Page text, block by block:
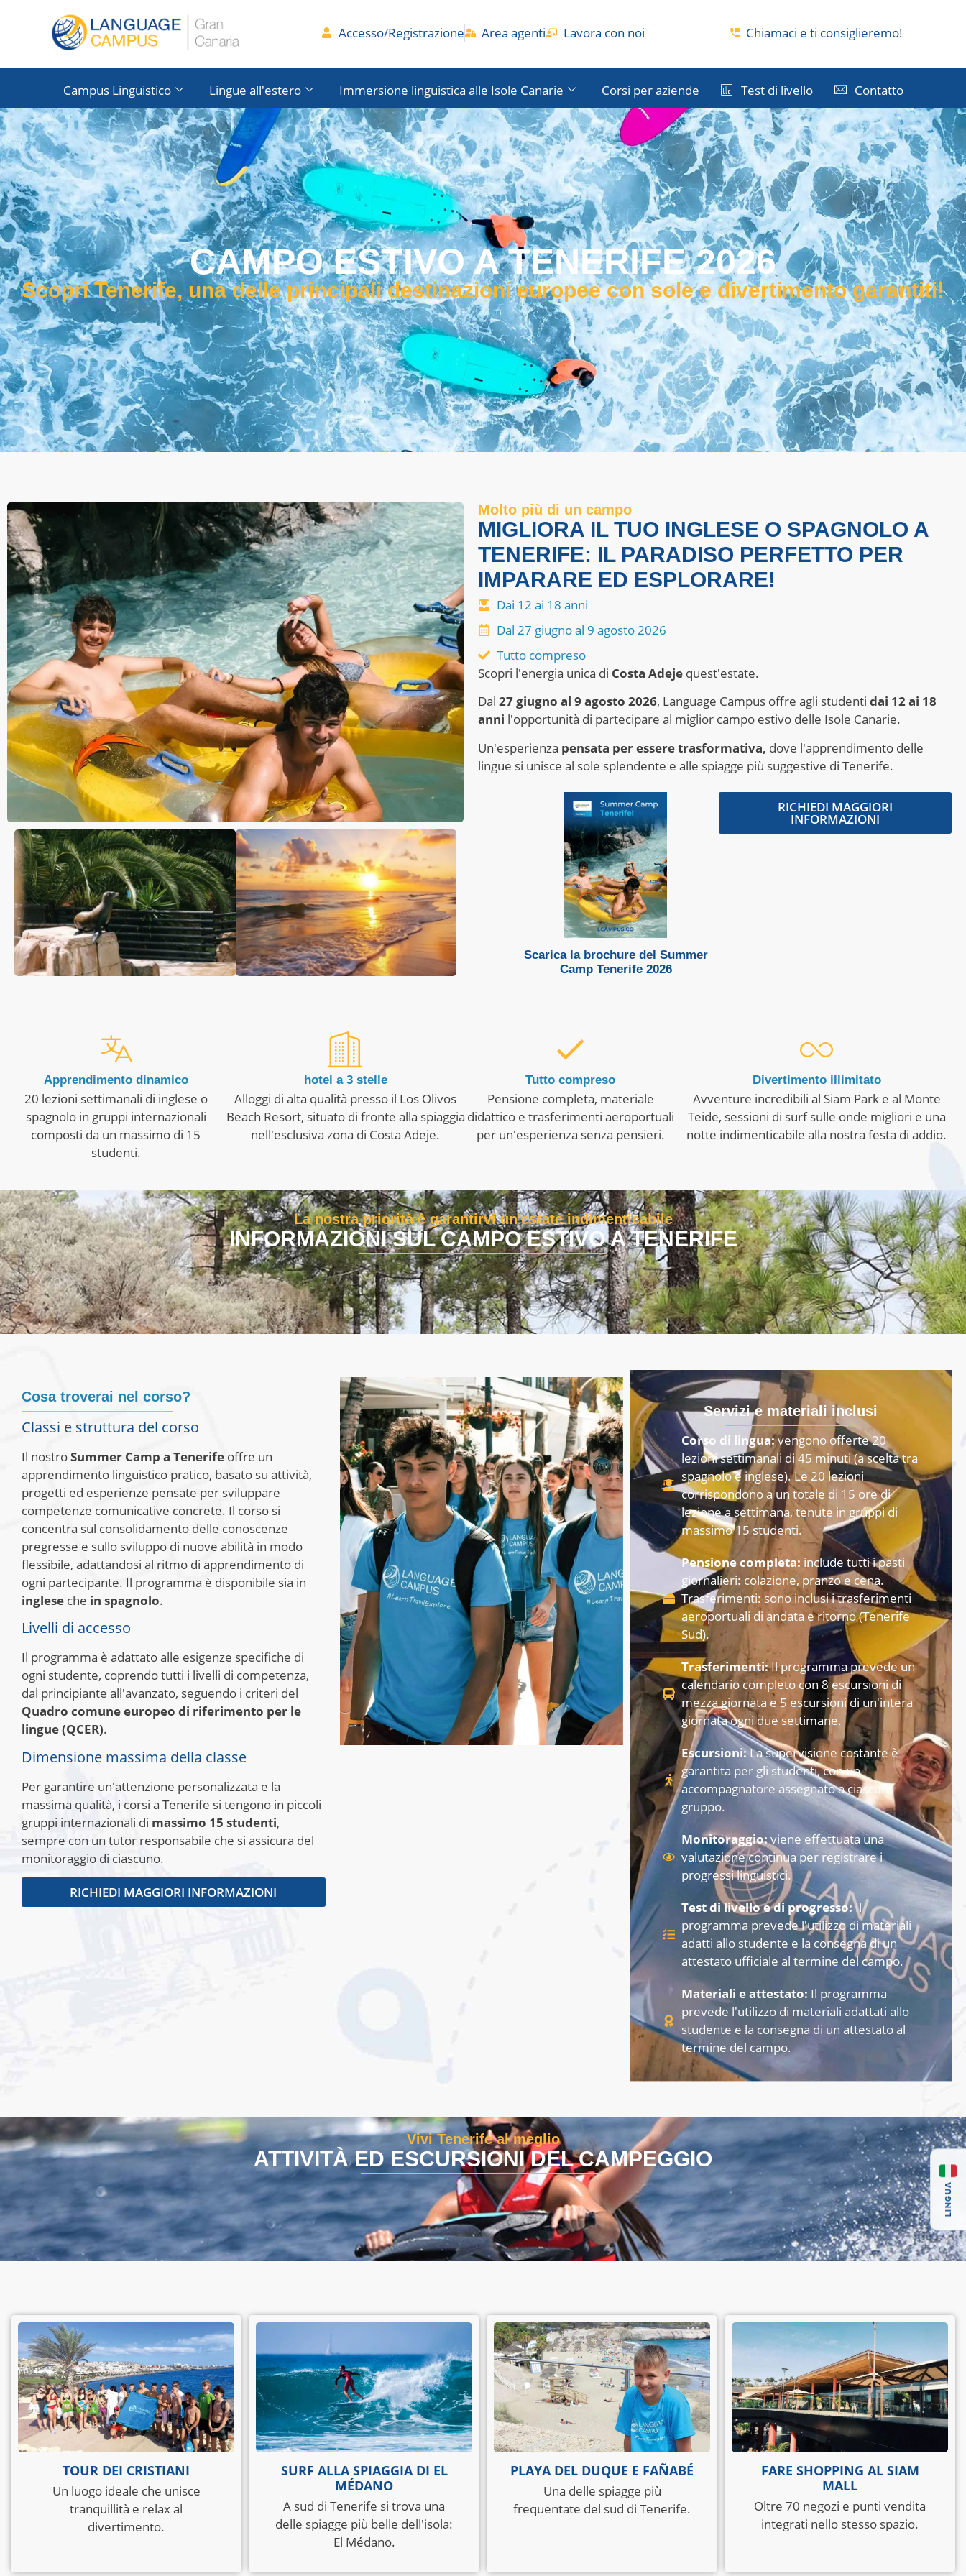
Accesso/Registrazione Area agenti Lavora con noi Chiamaci e ti consiglieremo!
Campus Linguistico Lingue all'estero Immersione linguistica alle Isole Canarie Corsi per aziende Test di livello Contatto
CAMPO ESTIVO A TENERIFE 2026
Scopri Tenerife, una delle principali destinazioni europee con sole e divertimento garantiti!
Molto più di un campo
MIGLIORA IL TUO INGLESE O SPAGNOLO A
TENERIFE: IL PARADISO PERFETTO PER
IMPARARE ED ESPLORARE!
Dai 12 ai 18 anni
Dal 27 giugno al 9 agosto 2026
Tutto compreso
Scopri l'energia unica di Costa Adeje quest'estate.
Dal27 giugno al 9 agosto 2026, Language Campus offre agli studentidai 12 ai 18
anni l'opportunità di partecipare al miglior campo estivo delle Isole Canarie.
Un'esperienza pensata per essere trasformativa, dove l'apprendimento delle
lingue si unisce al sole splendente e alle spiagge più suggestive di Tenerife.
RICHIEDI MAGGIORI
INFORMAZIONI
Scarica la brochure del Summer
Camp Tenerife 2026
Apprendimento dinamico
20 lezioni settimanali di inglese o
spagnolo in gruppi internazionali
composti da un massimo di 15
studenti.
hotel a 3 stelle
Alloggi di alta qualità presso il Los Olivos
Beach Resort, situato di fronte alla spiaggia
nell'esclusiva zona di Costa Adeje.
Tutto compreso
Pensione completa, materiale
didattico e trasferimenti aeroportuali
per un'esperienza senza pensieri.
Divertimento illimitato
Avventure incredibili al Siam Park e al Monte
Teide, sessioni di surf sulle onde migliori e una
notte indimenticabile alla nostra festa di addio.
La nostra priorità è garantirvi un'estate indimenticabile
INFORMAZIONI SUL CAMPO ESTIVO A TENERIFE
Cosa troverai nel corso?
Classi e struttura del corso
Il nostroSummer Camp a Tenerife offre un
apprendimento linguistico pratico, basato su attività,
progetti ed esperienze pensate per sviluppare
competenze comunicative concrete. Il corso si
concentra sul consolidamento delle conoscenze
pregresse e sullo sviluppo di nuove abilità in modo
flessibile, adattandosi al ritmo di apprendimento di
ogni partecipante. Il programma è disponibile sia in
inglese che in spagnolo.
Livelli di accesso
Il programma è adattato alle esigenze specifiche di
ogni studente, coprendo tutti i livelli di competenza,
dal principiante all'avanzato, seguendo i criteri del
Quadro comune europeo di riferimento per le
lingue (QCER).
Dimensione massima della classe
Per garantire un'attenzione personalizzata e la
massima qualità, i corsi a Tenerife si tengono in piccoli
gruppi internazionali di massimo 15 studenti,
sempre con un tutor responsabile che si assicura del
monitoraggio di ciascuno.
RICHIEDI MAGGIORI INFORMAZIONI
Servizi e materiali inclusi
Corso di lingua:vengono offerte 20
lezioni settimanali di 45 minuti (a scelta tra
spagnolo e inglese). Le 20 lezioni
corrispondono a un totale di 15 ore di
lezione a settimana, tenute in gruppi di
massimo 15 studenti.
Pensione completa: include tutti i pasti
giornalieri: colazione, pranzo e cena.
Trasferimenti: sono inclusi i trasferimenti
aeroportuali di andata e ritorno (Tenerife
Sud).
Trasferimenti:Il programma prevede un
calendario completo con 8 escursioni di
mezza giornata e 5 escursioni di un'intera
giornata ogni due settimane.
Escursioni:La supervisione costante è
garantita per gli studenti, con un
accompagnatore assegnato a ciascun
gruppo.
Monitoraggio:viene effettuata una
valutazione continua per registrare i
progressi linguistici.
Test di livello e di progresso:Il
programma prevede l'utilizzo di materiali
adatti allo studente e la consegna di un
attestato ufficiale al termine del campo.
Materiali e attestato: Il programma
prevede l'utilizzo di materiali adattati allo
studente e la consegna di un attestato al
termine del campo.
Vivi Tenerife al meglio
ATTIVITÀ ED ESCURSIONI DEL CAMPEGGIO
TOUR DEI CRISTIANI
Un luogo ideale che unisce
tranquillità e relax al
divertimento.
SURF ALLA SPIAGGIA DI EL
MÉDANO
A sud di Tenerife si trova una
delle spiagge più belle dell'isola:
El Médano.
PLAYA DEL DUQUE E FAÑABÉ
Una delle spiagge più
frequentate del sud di Tenerife.
FARE SHOPPING AL SIAM
MALL
Oltre 70 negozi e punti vendita
integrati nello stesso spazio.
LINGUA